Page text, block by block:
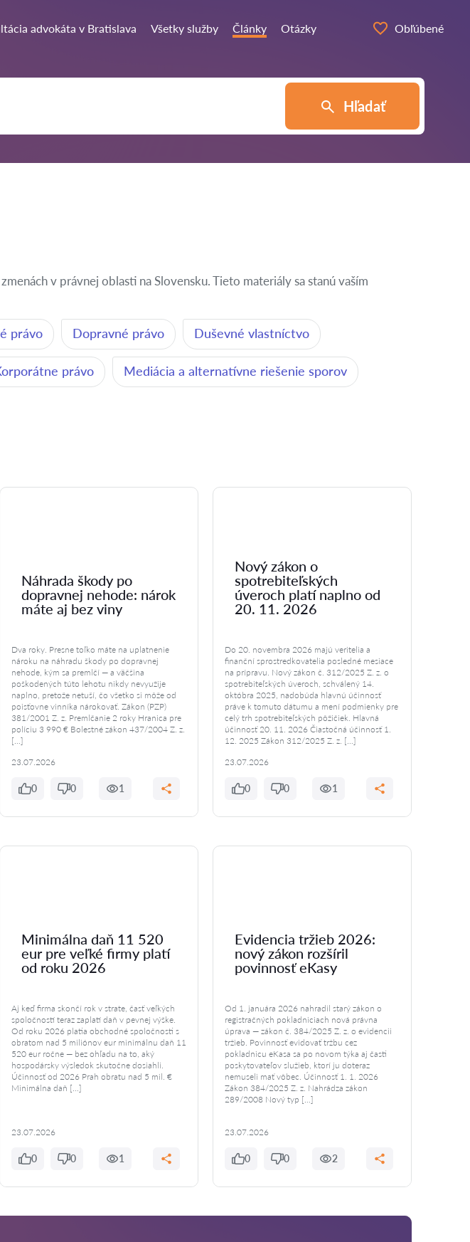
advokáta v Bratislava Všetky služby Články Otázky Obľúbené
Hľadať
v právnej oblasti na Slovensku. Tieto materiály sa stanú vaším
právo Dopravné právo Duševné vlastníctvo
právo Mediácia a alternatívne riešenie sporov
Náhrada škody po
dopravnej nehode: nárok
máte aj bez viny
Dva roky. Presne toľko máte na uplatnenie
nároku na náhradu škody po dopravnej
nehode, kým sa premlčí — a väčšina
poškodených túto lehotu nikdy nevyužije
naplno, pretože netuší, čo všetko si môže od
poisťovne vinníka nárokovať. Zákon (PZP)
381/2001 Z. z. Premlčanie 2 roky Hranica pre
políciu 3 990 € Bolestné zákon 437/2004 Z. z.
[…]
23.07.2026
0 0 1
Nový zákon o
spotrebiteľských
úveroch platí naplno od
20. 11. 2026
Do 20. novembra 2026 majú veritelia a
finanční sprostredkovatelia posledné mesiace
na prípravu. Nový zákon č. 312/2025 Z. z. o
spotrebiteľských úveroch, schválený 14.
októbra 2025, nadobúda hlavnú účinnosť
práve k tomuto dátumu a mení podmienky pre
celý trh spotrebiteľských pôžičiek. Hlavná
účinnosť 20. 11. 2026 Čiastočná účinnosť 1.
12. 2025 Zákon 312/2025 Z. z. […]
23.07.2026
0 0 1
Minimálna daň 11 520
eur pre veľké firmy platí
od roku 2026
Aj keď firma skončí rok v strate, časť veľkých
spoločností teraz zaplatí daň v pevnej výške.
Od roku 2026 platia obchodné spoločnosti s
obratom nad 5 miliónov eur minimálnu daň 11
520 eur ročne — bez ohľadu na to, aký
hospodársky výsledok skutočne dosiahli.
Účinnosť od 2026 Prah obratu nad 5 mil. €
Minimálna daň […]
23.07.2026
0 0 1
Evidencia tržieb 2026:
nový zákon rozšíril
povinnosť eKasy
Od 1. januára 2026 nahradil starý zákon o
registračných pokladniciach nová právna
úprava — zákon č. 384/2025 Z. z. o evidencii
tržieb. Povinnosť evidovať tržbu cez
pokladnicu eKasa sa po novom týka aj časti
poskytovateľov služieb, ktorí ju doteraz
nemuseli mať vôbec. Účinnosť 1. 1. 2026
Zákon 384/2025 Z. z. Nahrádza zákon
289/2008 Nový typ […]
23.07.2026
0 0 2